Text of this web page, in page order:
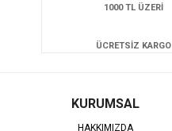
1000 TL ÜZERİ
ÜCRETSİZ KARGO
KURUMSAL
HAKKIMIZDA